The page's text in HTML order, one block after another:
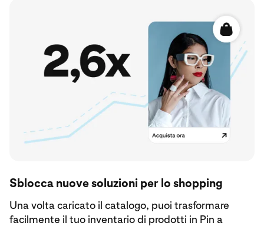
Sblocca nuove soluzioni per lo shopping
Una volta caricato il catalogo, puoi trasformare
facilmente il tuo inventario di prodotti in Pin a